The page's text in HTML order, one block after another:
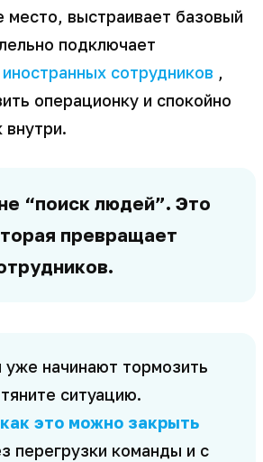
место, выстраивает базовый
подключает
сотрудников ,
операционку и спокойно
внутри.
“поиск людей”. Это
превращает
уже начинают тормозить
ситуацию.
это можно закрыть
перегрузки команды и с